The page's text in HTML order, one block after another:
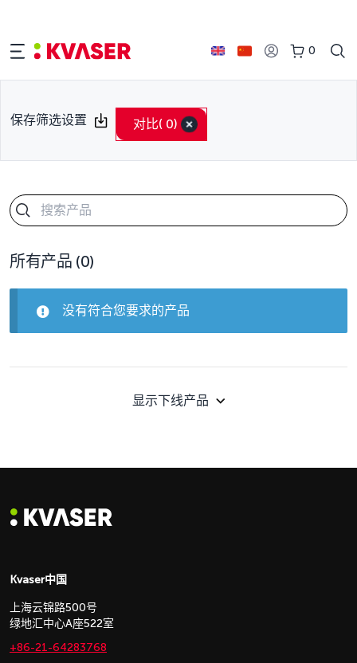
0
保存筛选设置 对比( 0)
所有产品 (0)
没有符合您要求的产品
显示下线产品
Kvaser中国
上海云锦路500号
绿地汇中心A座522室
+86-21-64283768